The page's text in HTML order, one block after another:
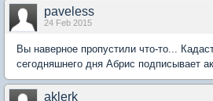
paveless
24 Feb 2015
Вы наверное пропустили что-то...
сегодняшнего дня Абрис подписывает
aklerk